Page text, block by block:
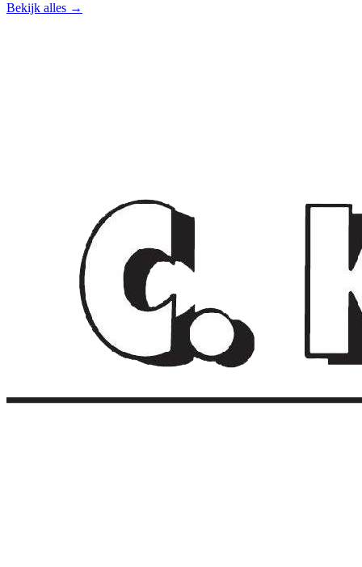
Bekijk alles →